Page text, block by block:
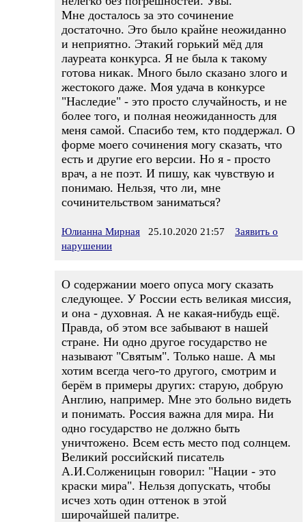
Мне досталось за это сочинение
достаточно. Это было крайне неожиданно
и неприятно. Этакий горький мёд для
лауреата конкурса. Я не была к такому
готова никак. Много было сказано злого и
жестокого даже. Моя удача в конкурсе
"Наследие" - это просто случайность, и не
более того, и полная неожиданность для
меня самой. Спасибо тем, кто поддержал. О
форме моего сочинения могу сказать, что
есть и другие его версии. Но я - просто
врач, а не поэт. И пишу, как чувствую и
понимаю. Нельзя, что ли, мне
сочинительством заниматься?
Юлианна Мирная 25.10.2020 21:57
Заявить о
нарушении
О содержании моего опуса могу сказать
следующее. У России есть великая миссия,
и она - духовная. А не какая-нибудь ещё.
Правда, об этом все забывают в нашей
стране. Ни одно другое государство не
называют "Святым". Только наше. А мы
хотим всегда чего-то другого, смотрим и
берём в примеры других: старую, добрую
Англию, например. Мне это больно видеть
и понимать. Россия важна для мира. Ни
одно государство не должно быть
уничтожено. Всем есть место под солнцем.
Великий российский писатель
А.И.Солженицын говорил: "Нации - это
краски мира". Нельзя допускать, чтобы
исчез хоть один оттенок в этой
широчайшей палитре.